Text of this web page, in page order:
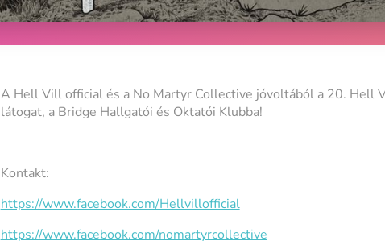
A Hell Vill official és a No Martyr Collective jóvoltából a 20.
látogat, a Bridge Hallgatói és Oktatói Klubba!
Kontakt:
https://www.facebook.com/Hellvillofficial
https://www.facebook.com/nomartyrcollective